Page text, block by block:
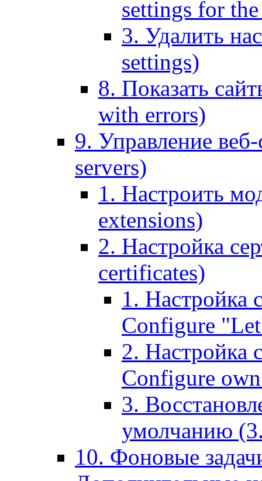
settings for
3. Удалить
settings)
8. Показать
with errors)
9. Управление
servers)
1. Настроить
extensions)
2. Настройка
certificates)
1. Настройка
Configure
2. Настройка
Configure
3.
умолчанию
10. Фоновые